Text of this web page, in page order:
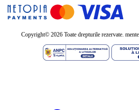
Copyright© 2026 Toate drepturile rezervate.